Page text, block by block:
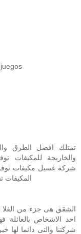
تمتلك افضل الطرق
والخاريجة للمكيفات
شركة غسيل مكيفات
المكيفات
الشقق هى جزء من الفلا
احد الاشخاص
شركتنا والتى دائما لها